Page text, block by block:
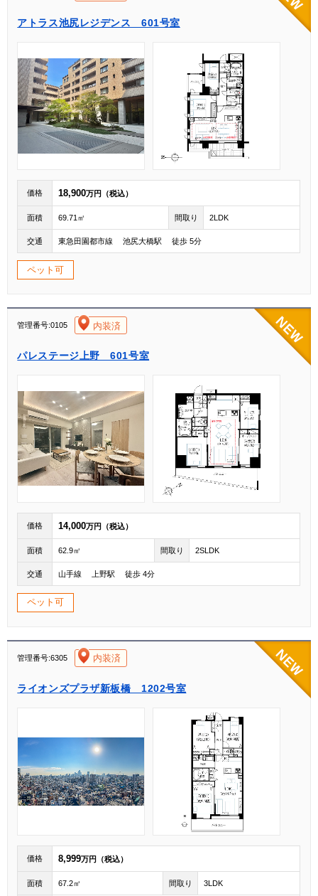
アトラス池尻レジデンス 601号室
価格 18,900万円（税込）
面積 69.71㎡ 間取り 2LDK
交通 東急田園都市線 池尻大橋駅 徒歩 5分
ペット可
管理番号:0105 内装済
パレステージ上野 601号室
価格 14,000万円（税込）
面積 62.9㎡ 間取り 2SLDK
交通 山手線 上野駅 徒歩 4分
ペット可
[004]
管理番号:6305 内装済
ライオンズプラザ新板橋 1202号室
価格 8,999万円（税込）
面積 67.2㎡ 間取り 3LDK
[004]